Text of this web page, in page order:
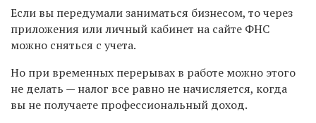
Если вы передумали заниматься бизнесом, то через
приложения или личный кабинет на сайте ФНС
можно сняться с учета.
Но при временных перерывах в работе можно этого
не делать — налог все равно не начисляется, когда
вы не получаете профессиональный доход.